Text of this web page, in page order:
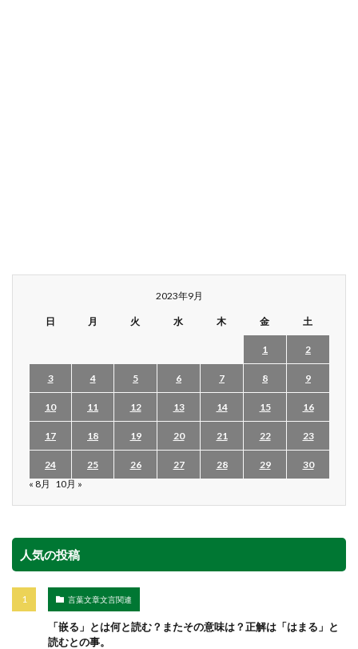
2023年9月
日 月 火 水 木 金 土
1 2
3 4 5 6 7 8 9
10 11 12 13 14 15 16
17 18 19 20 21 22 23
24 25 26 27 28 29
30
« 8月 10月 »
人気の投稿
言葉文章文言関連
「嵌る」とは何と読む？またその意味は？正解は「はまる」と
読むとの事。